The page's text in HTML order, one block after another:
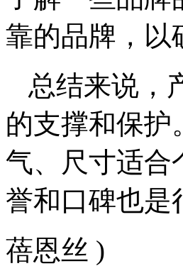
靠的品牌，以
总结来说，
的支撑和保护
气、尺寸适合
誉和口碑也是
蓓恩丝 )